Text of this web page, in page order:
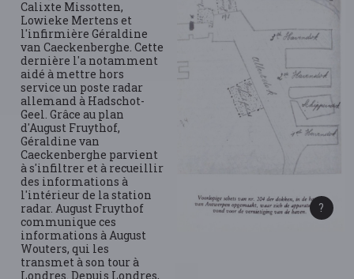
Calixte Missotten,
Lowieke Mertens et
l'infirmière Géraldine
van Caeckenberghe. Cette
dernière l'a notamment
aidé à mettre hors
service un poste radar
allemand à Hadschot-
Geel. Grâce au plan
d'August Fruythof,
Géraldine van
Caeckenberghe parvient
à s'infiltrer et à recueillir
des informations à
l'intérieur de la station
radar. August Fruythof
communique ces
informations à August
Wouters, qui les
transmet à son tour à
Londres. Depuis Londres,